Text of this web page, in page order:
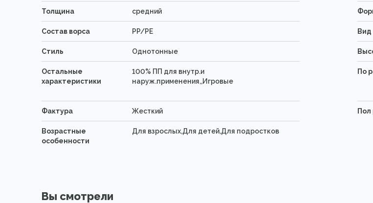
Толщина средний
Состав ворса PP/PE Вид
Стиль Однотонные
Остальные
характеристики
100% ПП для внутр.и
наруж.применения,,Игровые
По
Фактура Жесткий
Возрастные
особенности
Для взрослых,Для детей,Для подростков
Вы смотрели